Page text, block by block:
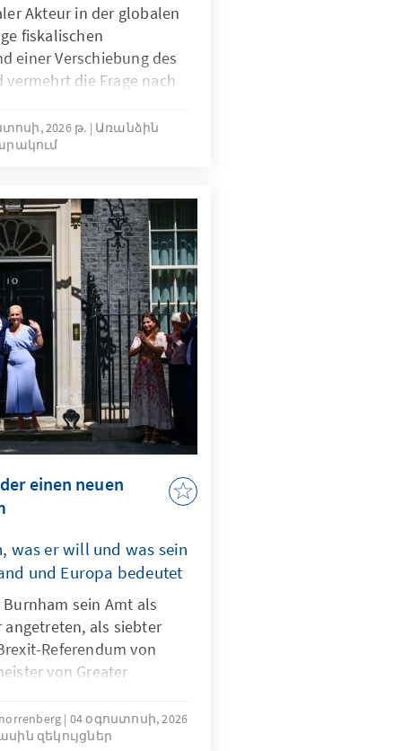
Akteur in der globalen
fiskalischen
einer Verschiebung des
die Frage nach
Gesundheit und der
gestellt. Die Studie
weder selbstlos noch
Prävention,
und internationale
stärken
zugleich deutschen
2026 թ.
Առանձին
einen neuen
was er will und was sein
und Europa bedeutet
sein Amt als
als siebter
Referendum von
von Greater
für die britische
und wirtschaftliches
04 օգոստոսի, 2026
զեկույցներ